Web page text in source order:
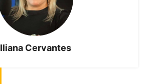
Iliana Cervantes